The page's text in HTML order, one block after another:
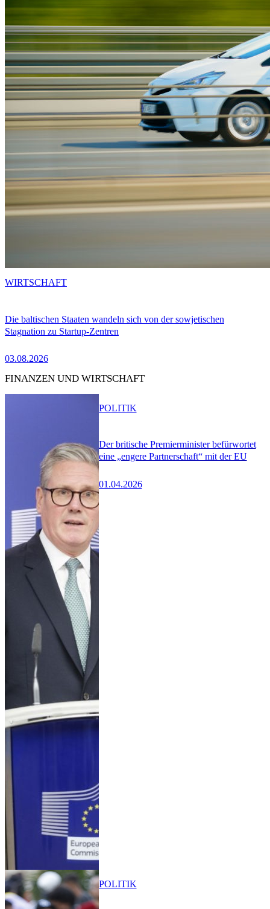
Die baltischen Staaten wandeln sich von der sowjetischen
Stagnation zu Startup-Zentren
03.08.2026
WIRTSCHAFT
FINANZEN UND WIRTSCHAFT
Der britische Premierminister befürwortet
eine „engere Partnerschaft“ mit der EU
01.04.2026
POLITIK
POLITIK